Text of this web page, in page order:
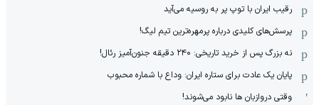
رقیب ایران با توپ پر به روسیه می‌آید
پرسش‌های کلیدی درباره پرمهره‌ترین تیم لیگ!
نه بزرگ پس از خرید تاریخی: ۲۴۰ دقیقه جنون‌آمیز رئال!
پایان یک عادت برای ستاره ایران: وداع با شماره محبوب
وقتی دروازبان ها نابود می‌شوند!